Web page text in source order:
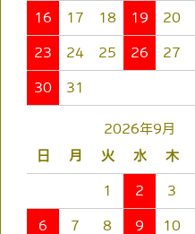
16 17 18 19 20
23 24 25 26 27
30 31
2026年9月
日
月 火 水 木
1 2 3
6 7 8 9 10